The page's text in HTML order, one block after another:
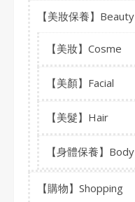
【美妝保養】Beauty
【美妝】Cosme
【美顏】Facial
【美髮】Hair
【身體保養】Body
【購物】Shopping